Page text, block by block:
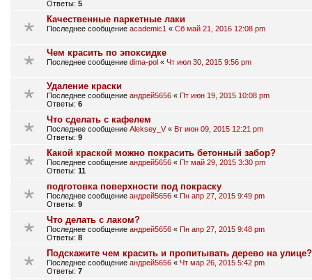
Ответы: 5
Качественные паркетные лаки
Последнее сообщение academic1 « Сб май 21, 2016 12:08 pm
Чем красить по эпоксидке
Последнее сообщение dima-pol « Чт июл 30, 2015 9:56 pm
Удаление краски
Последнее сообщение андрей5656 « Пт июн 19, 2015 10:08 pm
Ответы: 6
Что сделать с кафелем
Последнее сообщение Aleksey_V« Вт июн 09, 2015 12:21 pm
Ответы: 9
Какой краской можно покрасить бетонный забор?
Последнее сообщение андрей5656 « Пт май 29, 2015 3:30 pm
Ответы: 11
подготовка поверхности под покраску
Последнее сообщение андрей5656 « Пн апр 27, 2015 9:49 pm
Ответы: 9
Что делать с лаком?
Последнее сообщение андрей5656 « Пн апр 27, 2015 9:48 pm
Ответы: 8
Подскажите чем красить и пропитывать дерево на улице?
Последнее сообщение андрей5656 « Чт мар 26, 2015 5:42 pm
Ответы: 7